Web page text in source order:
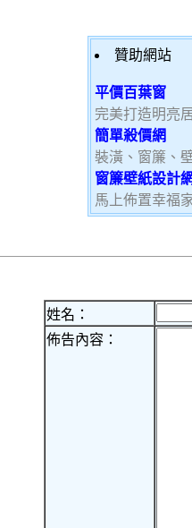
贊助網站
平價百葉窗
完美打造明亮
簡單殺價網
裝潢、窗簾、
窗簾壁紙設計網
馬上佈置幸福
姓名：
佈告內容：